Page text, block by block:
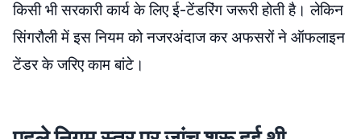
किसी भी सरकारी कार्य के लिए ई-टेंडरिंग जरूरी होती है। लेकिन
सिंगरौली में इस नियम को नजरअंदाज कर अफसरों ने ऑफलाइन
टेंडर के जरिए काम बांटे।